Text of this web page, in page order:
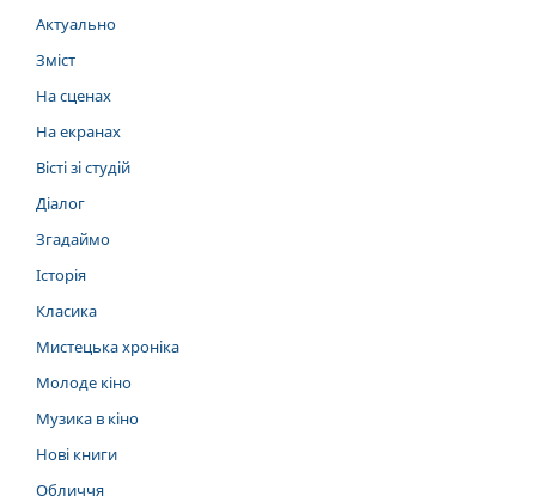
Актуально
Зміст
На сценах
На екранах
Вісті зі студій
Діалог
Згадаймо
Історія
Класика
Мистецька хроніка
Молоде кіно
Музика в кіно
Нові книги
Обличчя